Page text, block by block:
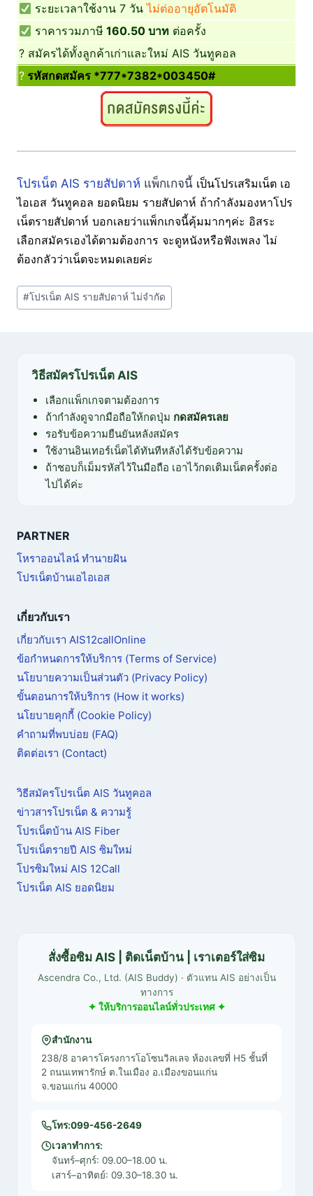
ระยะเวลาใช้งาน 7 วันไม่ต่ออายุอัตโนมัติ
ราคารวมภาษี 160.50 บาท ต่อครั้ง
? สมัครได้ทั้งลูกค้าเก่าและใหม่ AIS วันทูคอล
? รหัสกดสมัคร *777*7382*003450#
โปรเน็ต AIS รายสัปดาห์ แพ็กเกจนี้ เป็นโปรเสริมเน็ต เอ
ไอเอส วันทูคอล ยอดนิยม รายสัปดาห์ ถ้ากำลังมองหาโปร
เน็ตรายสัปดาห์ บอกเลยว่าแพ็กเกจนี้คุ้มมากๆค่ะ อิสระ
เลือกสมัครเองได้ตามต้องการ จะดูหนังหรือฟังเพลง ไม่
ต้องกลัวว่าเน็ตจะหมดเลยค่ะ
Post
Tags:
#โปรเน็ต AIS รายสัปดาห์ ไม่จำกัด
วิธีสมัครโปรเน็ต AIS
เลือกแพ็กเกจตามต้องการ
ถ้ากำลังดูจากมือถือให้กดปุ่ม กดสมัครเลย
รอรับข้อความยืนยันหลังสมัคร
ใช้งานอินเทอร์เน็ตได้ทันทีหลังได้รับข้อความ
ถ้าชอบก็เม็มรหัสไว้ในมือถือ เอาไว้กดเติมเน็ตครั้งต่อ
ไปได้ค่ะ
PARTNER
โหราออนไลน์ ทำนายฝัน
โปรเน็ตบ้านเอไอเอส
เกี่ยวกับเรา
เกี่ยวกับเรา AIS12callOnline
ข้อกำหนดการให้บริการ (Terms of Service)
นโยบายความเป็นส่วนตัว (Privacy Policy)
ขั้นตอนการให้บริการ (How it works)
นโยบายคุกกี้ (Cookie Policy)
คำถามที่พบบ่อย (FAQ)
ติดต่อเรา (Contact)
วิธีสมัครโปรเน็ต AIS วันทูคอล
ข่าวสารโปรเน็ต & ความรู้
โปรเน็ตบ้าน AIS Fiber
โปรเน็ตรายปี AIS ซิมใหม่
โปรซิมใหม่ AIS 12Call
โปรเน็ต AIS ยอดนิยม
สั่งซื้อซิม AIS | ติดเน็ตบ้าน | เราเตอร์ใส่ซิม
Ascendra Co., Ltd. (AIS Buddy) · ตัวแทน AIS อย่างเป็น
ทางการ
✦ ให้บริการออนไลน์ทั่วประเทศ ✦
สำนักงาน
238/8 อาคารโครงการโอโซนวิลเลจ ห้องเลขที่ H5 ชั้นที่
2 ถนนเทพารักษ์ ต.ในเมือง อ.เมืองขอนแก่น
จ.ขอนแก่น 40000
โทร:099-456-2649
เวลาทำการ:
จันทร์–ศุกร์: 09.00–18.00 น.
เสาร์–อาทิตย์: 09.30–18.30 น.